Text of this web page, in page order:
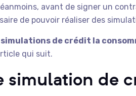
avant de signer un
de pouvoir réaliser des
simulations de crédit la
qui suit.
simulation de